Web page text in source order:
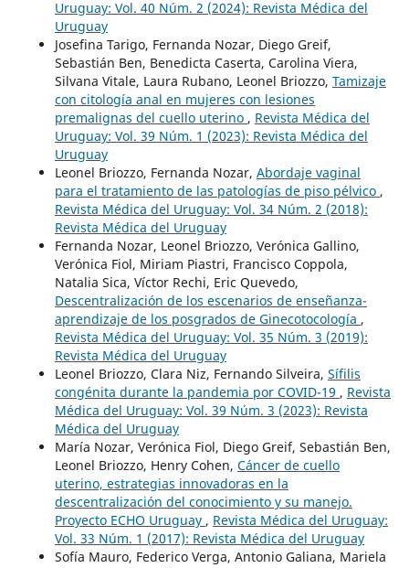
Uruguay: Vol. 40 Núm. 2 (2024): Revista Médica del
Uruguay
Josefina Tarigo, Fernanda Nozar, Diego Greif,
Sebastián Ben, Benedicta Caserta, Carolina Viera,
Silvana Vitale, Laura Rubano, Leonel Briozzo, Tamizaje
con citología anal en mujeres con lesiones
premalignas del cuello uterino , Revista Médica del
Uruguay: Vol. 39 Núm. 1 (2023): Revista Médica del
Uruguay
Leonel Briozzo, Fernanda Nozar, Abordaje vaginal
para el tratamiento de las patologías de piso pélvico ,
Revista Médica del Uruguay: Vol. 34 Núm. 2 (2018):
Revista Médica del Uruguay
Fernanda Nozar, Leonel Briozzo, Verónica Gallino,
Verónica Fiol, Miriam Piastri, Francisco Coppola,
Natalia Sica, Víctor Rechi, Eric Quevedo,
Descentralización de los escenarios de enseñanza-
aprendizaje de los posgrados de Ginecotocología ,
Revista Médica del Uruguay: Vol. 35 Núm. 3 (2019):
Revista Médica del Uruguay
Leonel Briozzo, Clara Niz, Fernando Silveira, Sífilis
congénita durante la pandemia por COVID-19 , Revista
Médica del Uruguay: Vol. 39 Núm. 3 (2023): Revista
Médica del Uruguay
María Nozar, Verónica Fiol, Diego Greif, Sebastián Ben,
Leonel Briozzo, Henry Cohen, Cáncer de cuello
uterino, estrategias innovadoras en la
descentralización del conocimiento y su manejo.
Proyecto ECHO Uruguay , Revista Médica del Uruguay:
Vol. 33 Núm. 1 (2017): Revista Médica del Uruguay
Sofía Mauro, Federico Verga, Antonio Galiana, Mariela